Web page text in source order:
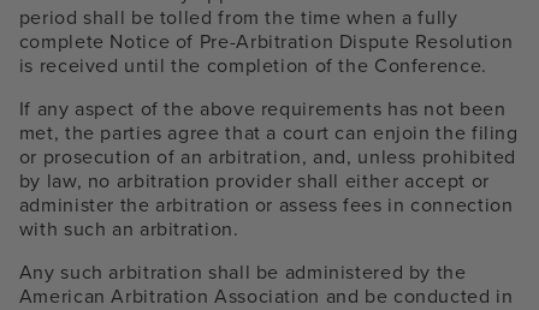
period shall be tolled from the time when a fully
complete Notice of Pre-Arbitration Dispute Resolution
is received until the completion of the Conference.
If any aspect of the above requirements has not been
met, the parties agree that a court can enjoin the filing
or prosecution of an arbitration, and, unless prohibited
by law, no arbitration provider shall either accept or
administer the arbitration or assess fees in connection
with such an arbitration.
Any such arbitration shall be administered by the
American Arbitration Association and be conducted in